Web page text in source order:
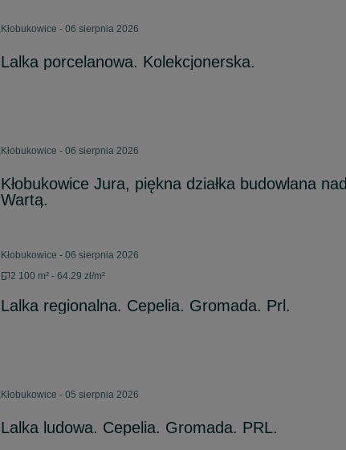
Kłobukowice - 06 sierpnia 2026
Lalka porcelanowa. Kolekcjonerska.
Kłobukowice - 06 sierpnia 2026
Kłobukowice Jura, piękna działka budowlana nad
Wartą.
Kłobukowice - 06 sierpnia 2026
2 100 m² - 64.29 zł/m²
Lalka regionalna. Cepelia. Gromada. Prl.
Kłobukowice - 05 sierpnia 2026
Lalka ludowa. Cepelia. Gromada. PRL.